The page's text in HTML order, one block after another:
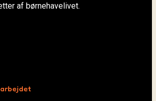
af børnehavelivet.